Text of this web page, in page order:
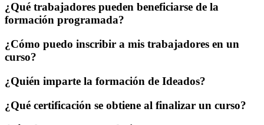
¿Qué trabajadores pueden beneficiarse de la
formación programada?
¿Cómo puedo inscribir a mis trabajadores en un
curso?
¿Quién imparte la formación de Ideados?
¿Qué certificación se obtiene al finalizar un curso?